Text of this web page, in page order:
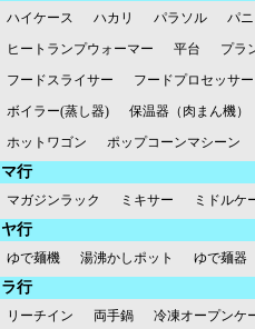
ハイケース ハカリ パラソル
パ
ヒートランプウォーマー
平台
プラ
フードスライサー
フードプロセッサー
ボイラー(蒸し器)
保温器（肉まん機）
ホットワゴン
ポップコーンマシーン
マ行
マガジンラック ミキサー ミドルケ
ヤ行
ゆで麺機 湯沸かしポット ゆで麺器
ラ行
リーチイン 両手鍋
冷凍オープンケ